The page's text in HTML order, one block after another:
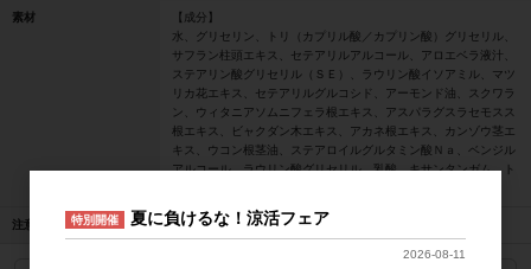
素材
【成分】
水、グリセリン、トリ（カプリル酸／カプリン酸）グリセリル、
サフラン柱頭エキス、セテアリルアルコール、アロエベラ液汁、
ステアリン酸グリセリル（ＳＥ）、ラウリン酸イソアミル、マツ
リカ花エキス、セテアリルグルコシド、アーモンド油、スクワラ
ン、ウィタニアソムニフェラ根エキス、アスパラグスラセモスス
根エキス、ビャクダン木エキス、アカネ根エキス、カンゾウ茎エ
キス、ウコン根茎油、ステアロイルグルタミン酸Ｎａ、ベンジル
アルコール、ラウリン酸グリセリル、乳酸、キサンタンガム、ト
注意事項 ロット：1
特別開催 夏に負けるな！涼活フェア
2026-08-11